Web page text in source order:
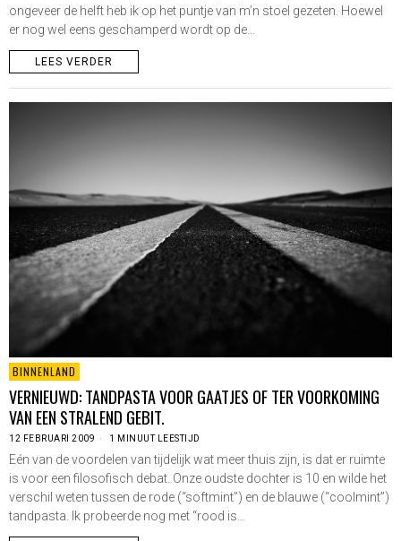
ongeveer de helft heb ik op het puntje van m’n stoel gezeten. Hoewel
er nog wel eens geschamperd wordt op de…
LEES VERDER
BINNENLAND
VERNIEUWD: TANDPASTA VOOR GAATJES OF TER VOORKOMING
VAN EEN STRALEND GEBIT.
12 FEBRUARI 2009 1 MINUUT LEESTIJD
Eén van de voordelen van tijdelijk wat meer thuis zijn, is dat er ruimte
is voor een filosofisch debat. Onze oudste dochter is 10 en wilde het
verschil weten tussen de rode (“softmint”) en de blauwe (“coolmint”)
tandpasta. Ik probeerde nog met “rood is…